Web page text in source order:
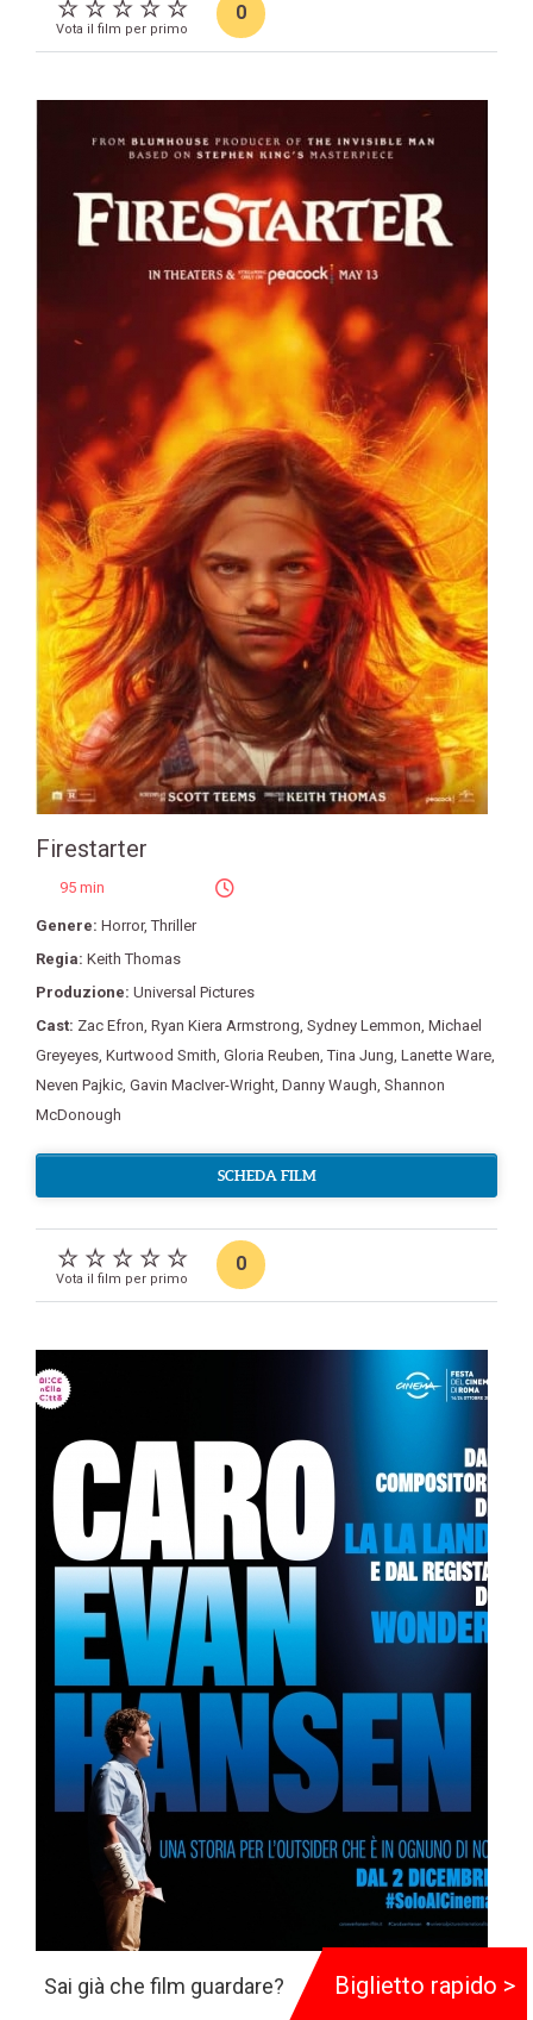
Vota il film per primo
0
Firestarter
95 min
Genere: Horror,Thriller
Regia: Keith Thomas
Produzione: Universal Pictures
Cast: Zac Efron Ryan Kiera Armstrong Sydney Lemmon Michael
Greyeyes Kurtwood Smith Gloria Reuben ,Tina Jung Lanette Ware
Neven Pajkic Gavin MacIver-Wright Danny Waugh Shannon
McDonough
SCHEDA FILM
Vota il film per primo
0
Sai già che film guardare? Biglietto rapido >